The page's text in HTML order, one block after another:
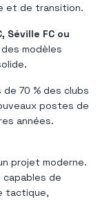
et de transition.
Séville FC ou
modèles
de 70 % des clubs
postes de
années.
projet moderne.
de
tactique,